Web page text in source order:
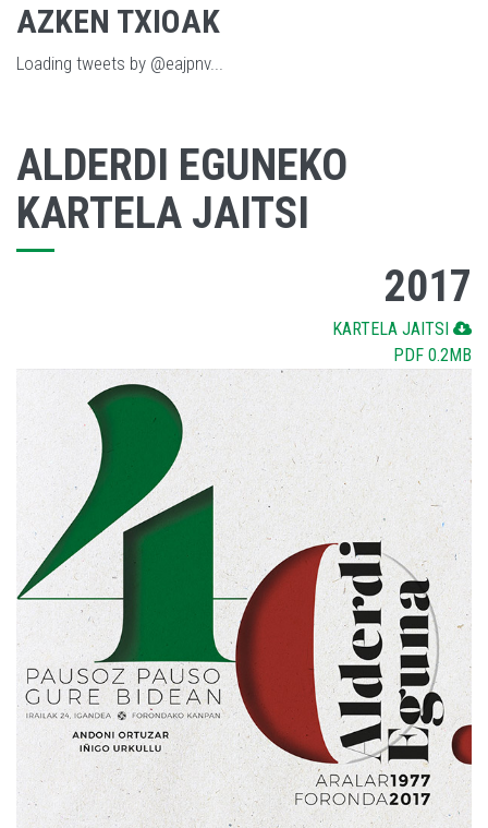
AZKEN TXIOAK
Loading tweets by @eajpnv...
ALDERDI EGUNEKO
KARTELA JAITSI
2017
KARTELA JAITSI
PDF 0.2MB